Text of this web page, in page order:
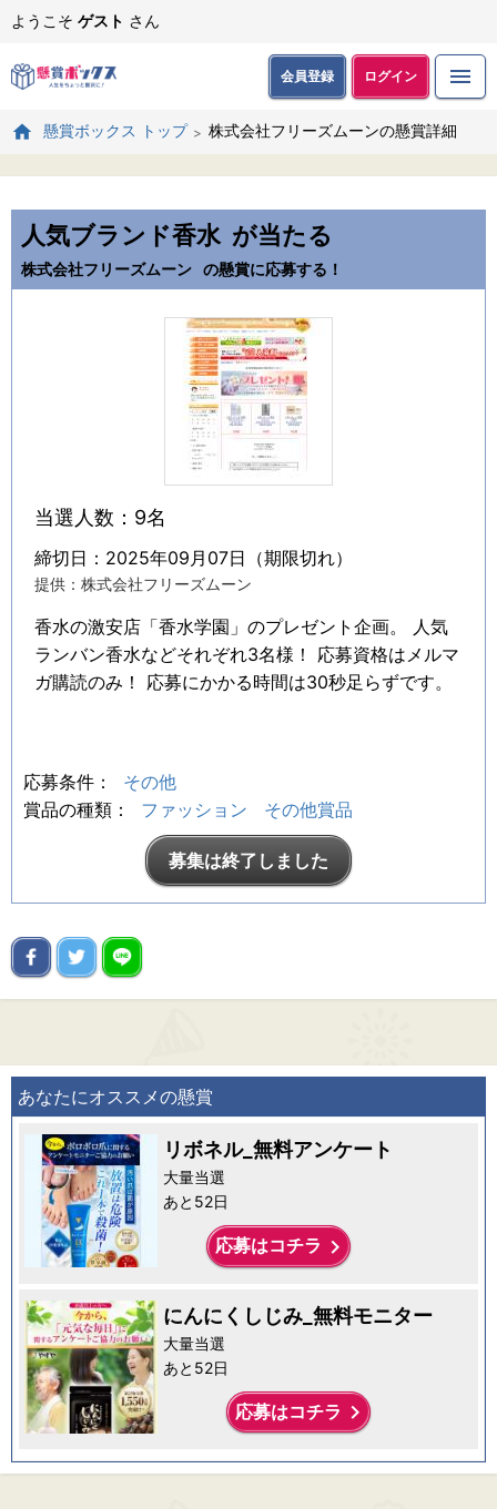
ようこそ ゲスト さん
会員登録 ログイン
懸賞ボックス トップ 株式会社フリーズムーンの懸賞詳細
人気ブランド香水 が当たる
株式会社フリーズムーン の懸賞に応募する！
当選人数：9名
締切日：2025年09月07日（期限切れ）
提供：株式会社フリーズムーン
香水の激安店「香水学園」のプレゼント企画。 人気
ランバン香水などそれぞれ3名様！ 応募資格はメルマ
ガ購読のみ！ 応募にかかる時間は30秒足らずです。
応募条件：
その他
賞品の種類：
ファッション その他賞品
募集は終了しました
あなたにオススメの懸賞
リボネル_無料アンケート
大量当選
あと52日
応募はコチラ keyboard_arrow_right
にんにくしじみ_無料モニター
大量当選
あと52日
応募はコチラ keyboard_arrow_right